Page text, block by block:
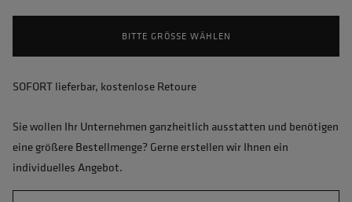
BITTE GRÖSSE WÄHLEN
SOFORT lieferbar, kostenlose Retoure
Sie wollen Ihr Unternehmen ganzheitlich ausstatten und benötigen
eine größere Bestellmenge? Gerne erstellen wir Ihnen ein
individuelles Angebot.